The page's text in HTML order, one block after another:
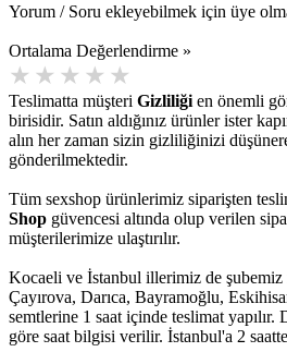
Yorum / Soru ekleyebilmek için üye
Ortalama Değerlendirme »
Teslimatta müşteri Gizliliği en önemli
birisidir. Satın aldığınız ürünler ister
alın her zaman sizin gizliliğinizi
gönderilmektedir.
Tüm sexshop ürünlerimiz siparişten
Shop güvencesi altında olup verilen
müşterilerimize ulaştırılır.
Kocaeli ve İstanbul illerimiz de
Çayırova, Darıca, Bayramoğlu,
semtlerine 1 saat içinde teslimat
göre saat bilgisi verilir. İstanbul'a 2